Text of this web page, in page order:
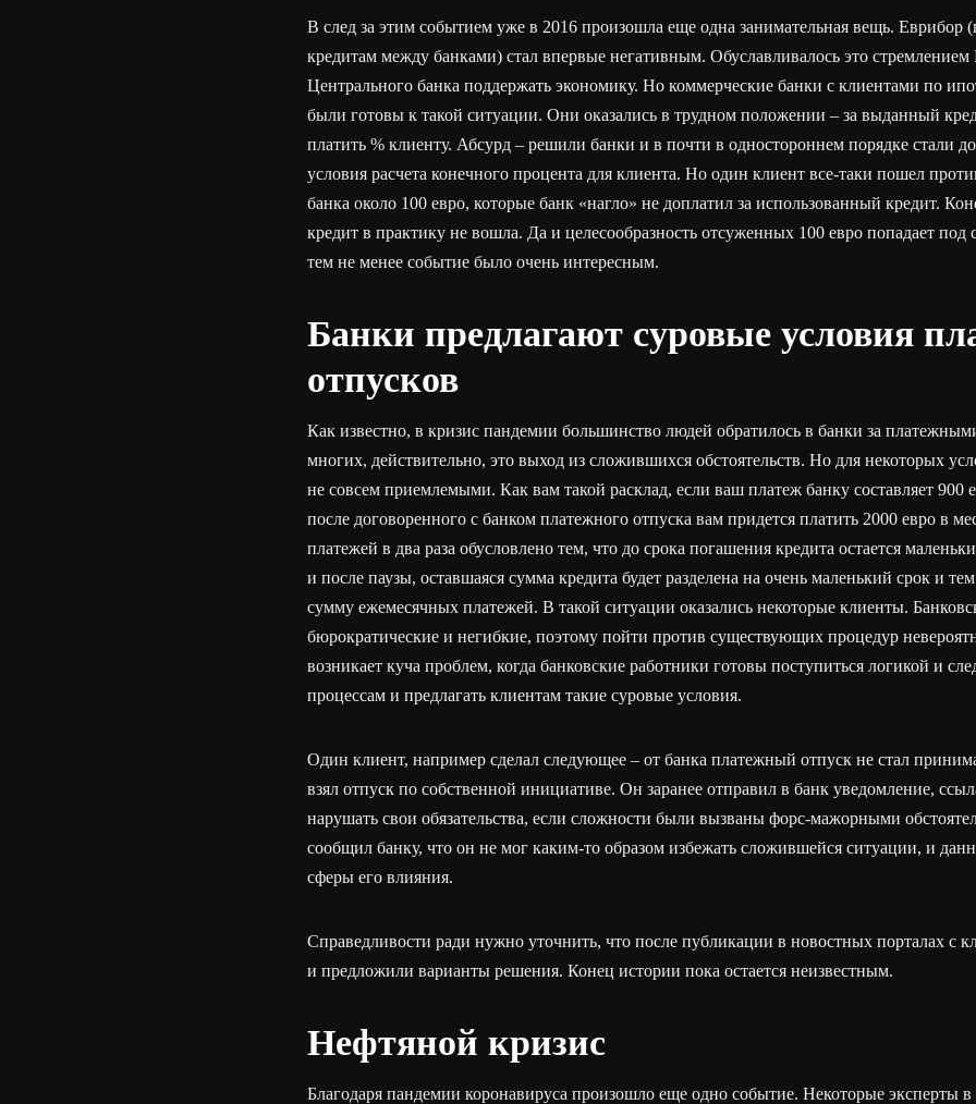
В след за этим событием уже в 2016 произошла еще одна занимательная вещь. Еврибор
кредитам между банками) стал впервые негативным. Обуславливалось это стремлением
Центрального банка поддержать экономику. Но коммерческие банки с клиентами по
были готовы к такой ситуации. Они оказались в трудном положении – за выданный
платить % клиенту. Абсурд – решили банки и в почти в одностороннем порядке стали
условия расчета конечного процента для клиента. Но один клиент все-таки пошел
банка около 100 евро, которые банк «нагло» не доплатил за использованный кредит.
кредит в практику не вошла. Да и целесообразность отсуженных 100 евро попадает
тем не менее событие было очень интересным.
Банки предлагают суровые условия
отпусков
Как известно, в кризис пандемии большинство людей обратилось в банки за
многих, действительно, это выход из сложившихся обстоятельств. Но для некоторых
не совсем приемлемыми. Как вам такой расклад, если ваш платеж банку составляет 900
после договоренного с банком платежного отпуска вам придется платить 2000 евро в
платежей в два раза обусловлено тем, что до срока погашения кредита остается
и после паузы, оставшаяся сумма кредита будет разделена на очень маленький срок и
сумму ежемесячных платежей. В такой ситуации оказались некоторые клиенты.
бюрократические и негибкие, поэтому пойти против существующих процедур
возникает куча проблем, когда банковские работники готовы поступиться логикой и
процессам и предлагать клиентам такие суровые условия.
Один клиент, например сделал следующее – от банка платежный отпуск не стал
взял отпуск по собственной инициативе. Он заранее отправил в банк уведомление,
нарушать свои обязательства, если сложности были вызваны форс-мажорными
сообщил банку, что он не мог каким-то образом избежать сложившейся ситуации, и
сферы его влияния.
Справедливости ради нужно уточнить, что после публикации в новостных порталах с
и предложили варианты решения. Конец истории пока остается неизвестным.
Нефтяной кризис
Благодаря пандемии коронавируса произошло еще одно событие. Некоторые эксперты